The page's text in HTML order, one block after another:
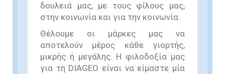
δουλειά μας, με τους φίλους μας,
στην κοινωνία και για την κοινωνία.
Θέλουμε οι μάρκες μας να
αποτελούν μέρος κάθε γιορτής,
μικρής ή μεγάλης. Η φιλοδοξία μας
για τη DIAGEO είναι να είμαστε μία